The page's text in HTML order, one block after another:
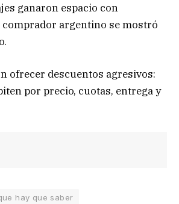
ganaron espacio con
argentino se mostró
ofrecer descuentos agresivos:
por precio, cuotas, entrega y
hay que saber